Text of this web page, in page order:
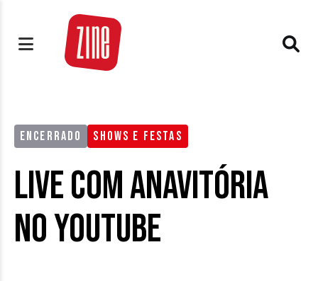
ENCERRADO SHOWS E FESTAS
Live com Anavitória
no Youtube